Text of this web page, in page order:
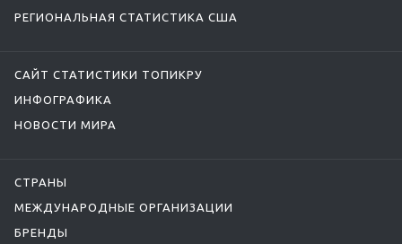
РЕГИОНАЛЬНАЯ СТАТИСТИКА США
САЙТ СТАТИСТИКИ ТОПИКРУ
ИНФОГРАФИКА
НОВОСТИ МИРА
СТРАНЫ
МЕЖДУНАРОДНЫЕ ОРГАНИЗАЦИИ
БРЕНДЫ